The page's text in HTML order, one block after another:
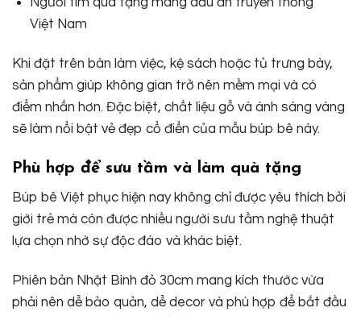
Việt Nam
Khi đặt trên bàn làm việc, kệ sách hoặc tủ trưng bày,
sản phẩm giúp không gian trở nên mềm mại và có
điểm nhấn hơn. Đặc biệt, chất liệu gỗ và ánh sáng vàng
sẽ làm nổi bật vẻ đẹp cổ điển của mẫu búp bê này.
Phù hợp để sưu tầm và làm quà tặng
Búp bê Việt phục hiện nay không chỉ được yêu thích bởi
giới trẻ mà còn được nhiều người sưu tầm nghệ thuật
lựa chọn nhờ sự độc đáo và khác biệt.
Phiên bản Nhật Bình đỏ 30cm mang kích thước vừa
phải nên dễ bảo quản, dễ decor và phù hợp để bắt đầu